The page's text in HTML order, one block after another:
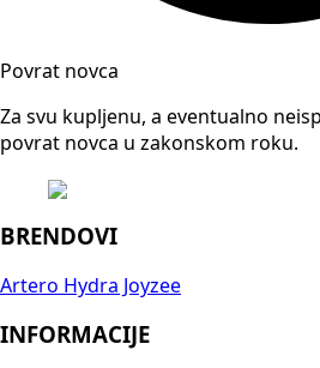
Povrat novca
Za svu kupljenu, a eventualno
povrat novca u zakonskom roku.
BRENDOVI
Artero Hydra Joyzee
INFORMACIJE